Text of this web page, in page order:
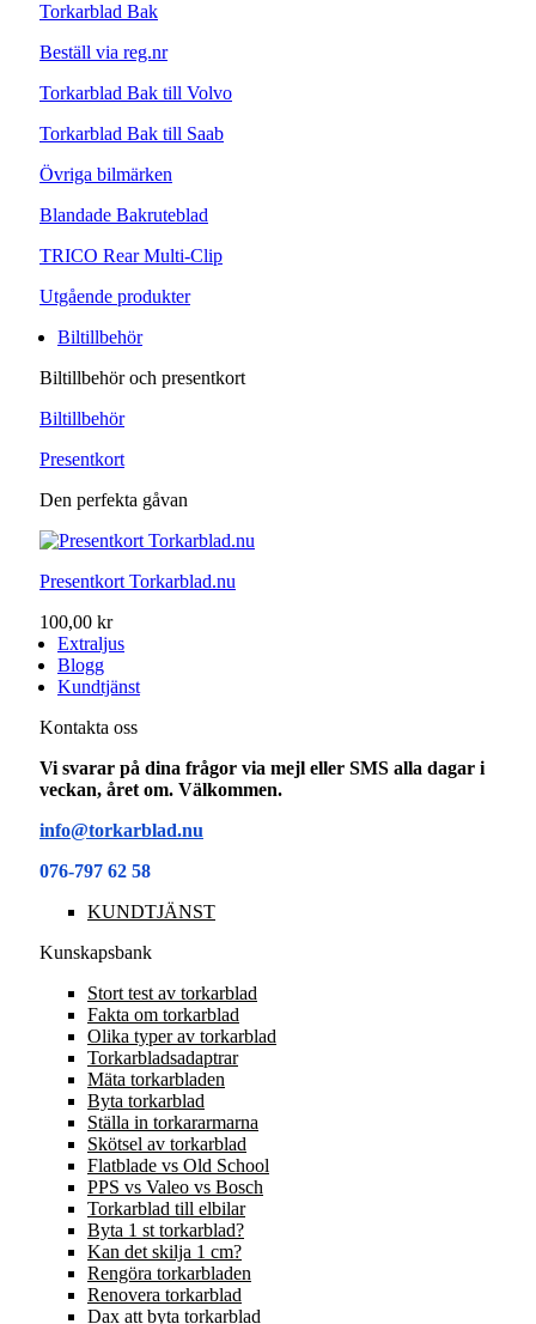
Torkarblad Bak
Beställ via reg.nr
Torkarblad Bak till Volvo
Torkarblad Bak till Saab
Övriga bilmärken
Blandade Bakruteblad
TRICO Rear Multi-Clip
Utgående produkter
Biltillbehör
Biltillbehör och presentkort
Biltillbehör
Presentkort
Den perfekta gåvan
Presentkort Torkarblad.nu
100,00 kr
Extraljus
Blogg
Kundtjänst
Kontakta oss
Vi svarar på dina frågor via mejl eller SMS alla dagar i
veckan, året om. Välkommen.
info@torkarblad.nu
076-797 62 58
KUNDTJÄNST
Kunskapsbank
Stort test av torkarblad
Fakta om torkarblad
Olika typer av torkarblad
Torkarbladsadaptrar
Mäta torkarbladen
Byta torkarblad
Ställa in torkararmarna
Skötsel av torkarblad
Flatblade vs Old School
PPS vs Valeo vs Bosch
Torkarblad till elbilar
Byta 1 st torkarblad?
Kan det skilja 1 cm?
Rengöra torkarbladen
Renovera torkarblad
Dax att byta torkarblad